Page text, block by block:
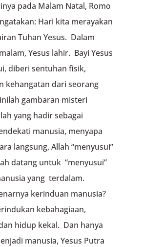
pada Malam Natal, Romo
Hari kita merayakan
Tuhan Yesus. Dalam
Yesus lahir. Bayi Yesus
diberi sentuhan fisik,
kehangatan dari seorang
gambaran misteri
yang hadir sebagai
manusia, menyapa
langsung, Allah “menyusui”
datang untuk “menyusui”
yang terdalam.
kerinduan manusia?
kebahagiaan,
hidup kekal. Dan hanya
manusia, Yesus Putra